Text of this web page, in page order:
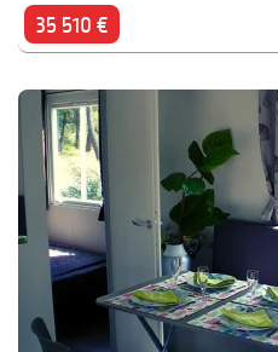
35 510 €